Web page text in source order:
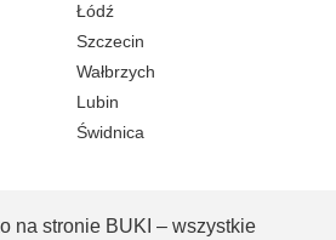
Łódź
Szczecin
Wałbrzych
Lubin
Świdnica
na stronie BUKI – wszystkie